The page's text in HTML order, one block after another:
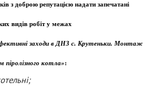
з доброю репутацією надати запечатані
видів робіт у межах
заходи в ДНЗ с. Крутеньки. Монтаж
піролізного котла»: